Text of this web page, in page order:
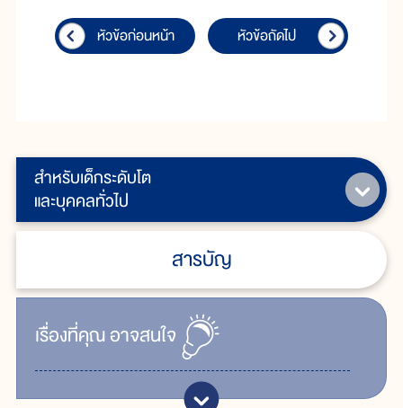
สำหรับเด็กระดับโต
และบุคคลทั่วไป
สารบัญ
เรื่ิองที่คุณอาจสนใจ
หัวข้อก่อนหน้า หัวข้อถัดไป